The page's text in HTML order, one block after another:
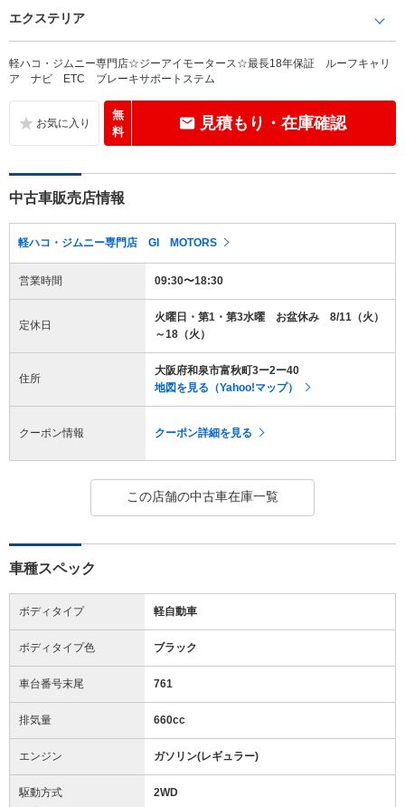
エクステリア
軽ハコ・ジムニー専門店☆ジーアイモータース☆最長18年保証 ルーフキャリ
ア ナビ ETC ブレーキサポートステム
無
料
見積もり・在庫確認
中古車販売店情報
軽ハコ・ジムニー専門店 GI MOTORS
営業時間 09:30〜18:30
定休日
火曜日・第1・第3水曜 お盆休み 8/11（火）
～18（火）
住所
大阪府和泉市富秋町3ー2ー40
地図を見る（Yahoo!マップ）
クーポン情報 クーポン詳細を見る
この店舗の中古車在庫一覧
車種スペック
ボディタイプ 軽自動車
ボディタイプ色 ブラック
車台番号末尾 761
排気量 660cc
エンジン ガソリン(レギュラー)
駆動方式 2WD